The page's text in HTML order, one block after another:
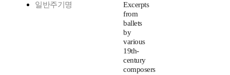
일반주기명
Excerpts
from
ballets
by
various
19th-
century
composers